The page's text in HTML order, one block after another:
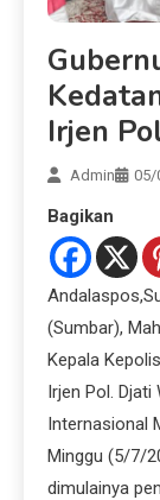
Irjen
Admin 05/
Bagikan
(Sumbar),
Kepala
Irjen Pol. Djati
Internasional
Minggu (5/7/
dimulainya